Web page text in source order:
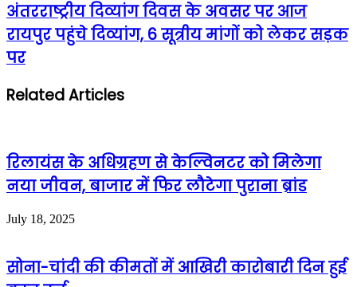
अंतरराष्ट्रीय दिव्यांग दिवस के अवसर पर आज
रायपुर पहुंचे दिव्यांग, 6 सूत्रीय मांगों को लेकर सड़क
पर
Related Articles
रिलायंस के अधिग्रहण से केल्विनटर को मिलेगा
नया जीवन, बाजार में फिर लौटेगा पुराना ब्रांड
July 18, 2025
सोना-चांदी की कीमतों में आखिरी कारोबारी दिन हुई